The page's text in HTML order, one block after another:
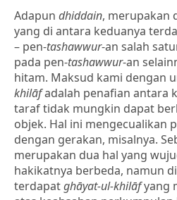
Adapun dhiddain, merupakan
yang di antara keduanya
– pen-tashawwur-an salah
pada pen-tashawwur-an
hitam. Maksud kami dengan
khilāfadalah penafian antara
taraf tidak mungkin dapat
objek. Hal ini mengecualikan
dengan gerakan, misalnya.
merupakan dua hal yang
hakikatnya berbeda, namun
terdapatghāyat-ul-khilāfyang